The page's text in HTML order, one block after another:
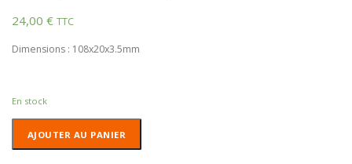
24,00 € TTC
Dimensions : 108x20x3.5mm
En stock
AJOUTER AU PANIER